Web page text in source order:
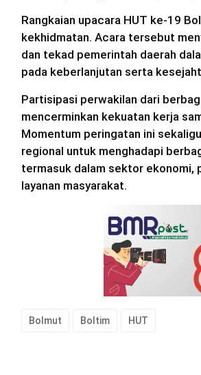
Rangkaian upacara HUT ke-19
kekhidmatan. Acara tersebut
dan tekad pemerintah daerah
pada keberlanjutan serta
Partisipasi perwakilan dari
mencerminkan kekuatan kerja
Momentum peringatan ini
regional untuk menghadapi
termasuk dalam sektor ekonomi,
layanan masyarakat.
Bolmut Boltim HUT